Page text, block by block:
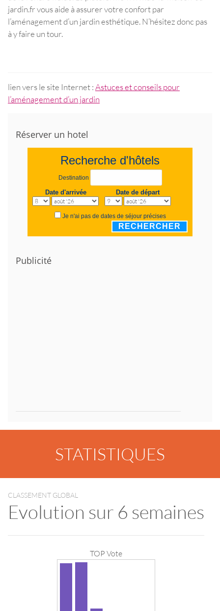
jardin.fr vous aide à assurer votre confort par
l’aménagement d’un jardin esthétique. N’hésitez donc pas
à y faire un tour.
lien vers le site Internet :Astuces et conseils pour
l’aménagement d’un jardin
Réserver un hotel
Recherche d'hôtels
Destination
Date d'arrivée Date de départ
Je n'ai pas de dates de séjour précises
RECHERCHER
Publicité
STATISTIQUES
CLASSEMENT GLOBAL
Evolution sur 6 semaines
TOP Vote